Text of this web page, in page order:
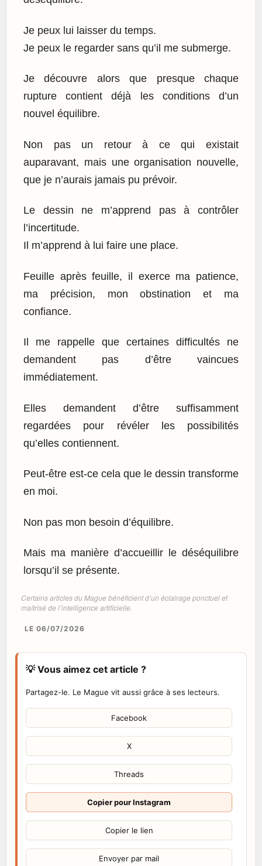
Je peux lui laisser du temps.
Je peux le regarder sans qu’il me submerge.
Je découvre alors que presque chaque
rupture contient déjà les conditions d’un
nouvel équilibre.
Non pas un retour à ce qui existait
auparavant, mais une organisation nouvelle,
que je n’aurais jamais pu prévoir.
Le dessin ne m’apprend pas à contrôler
l’incertitude.
Il m’apprend à lui faire une place.
Feuille après feuille, il exerce ma patience,
ma précision, mon obstination et ma
confiance.
Il me rappelle que certaines difficultés ne
demandent pas d’être vaincues
immédiatement.
Elles demandent d’être suffisamment
regardées pour révéler les possibilités
qu’elles contiennent.
Peut-être est-ce cela que le dessin transforme
en moi.
Non pas mon besoin d’équilibre.
Mais ma manière d’accueillir le déséquilibre
lorsqu’il se présente.
Certains articles du Mague bénéficient d’un éclairage ponctuel et
maîtrisé de l’intelligence artificielle.
LE 06/07/2026
💡 Vous aimez cet article ?
Partagez-le. Le Mague vit aussi grâce à ses lecteurs.
Facebook
X
Threads
Copier pour Instagram
Copier le lien
Envoyer par mail